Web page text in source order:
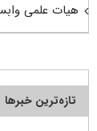
هیات علمی
تازه‌ترین خبرها